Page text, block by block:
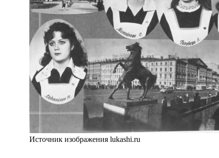
Источник изображения lukashi.ru